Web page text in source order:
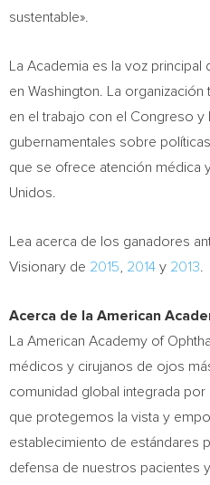
sustentable».
La Academia es la voz
en Washington. La organización
en el trabajo con el Congreso y
gubernamentales sobre
que se ofrece atención médica
Unidos.
Lea acerca de los ganadores
Visionary de 2015 2014 y 2013
Acerca de la American
La American Academy of
médicos y cirujanos de ojos
comunidad global integrada
que protegemos la vista y
establecimiento de estándares
defensa de nuestros pacientes